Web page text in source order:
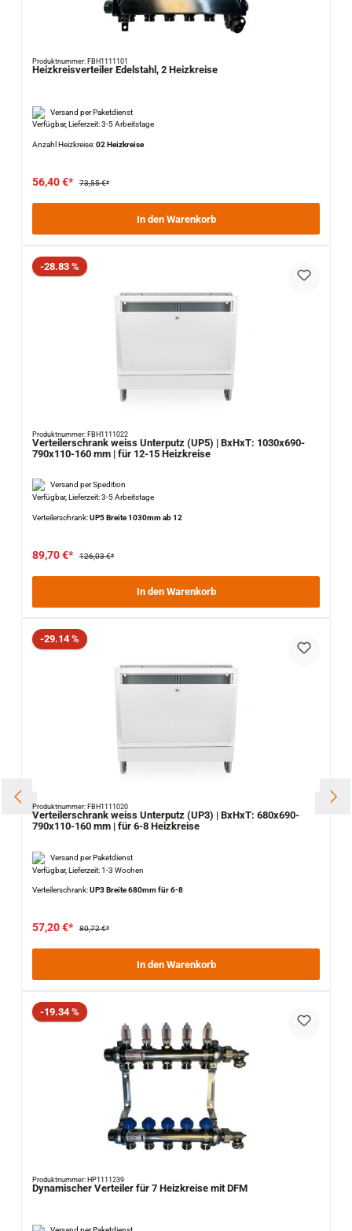
Produktnummer: FBH1111101
Heizkreisverteiler Edelstahl, 2 Heizkreise
Versand per Paketdienst
Verfügbar, Lieferzeit: 3-5 Arbeitstage
Anzahl Heizkreise:02 Heizkreise
56,40 €* 73,55 €*
In den Warenkorb
Rabatt
-28.83 %
Produktnummer: FBH1111022
Verteilerschrank weiss Unterputz (UP5) | BxHxT: 1030x690-
790x110-160 mm | für 12-15 Heizkreise
Versand per Spedition
Verfügbar, Lieferzeit: 3-5 Arbeitstage
Verteilerschrank:UP5 Breite 1030mm ab 12
89,70 €* 126,03 €*
In den Warenkorb
Rabatt
-29.14 %
Produktnummer: FBH1111020
Verteilerschrank weiss Unterputz (UP3) | BxHxT: 680x690-
790x110-160 mm | für 6-8 Heizkreise
Versand per Paketdienst
Verfügbar, Lieferzeit: 1-3 Wochen
Verteilerschrank:UP3 Breite 680mm für 6-8
57,20 €* 80,72 €*
In den Warenkorb
Rabatt
-19.34 %
Produktnummer: HP1111239
Dynamischer Verteiler für 7 Heizkreise mit DFM